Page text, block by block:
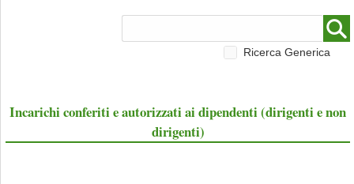
Ricerca Generica
Incarichi conferiti e autorizzati ai dipendenti (dirigenti e non
dirigenti)